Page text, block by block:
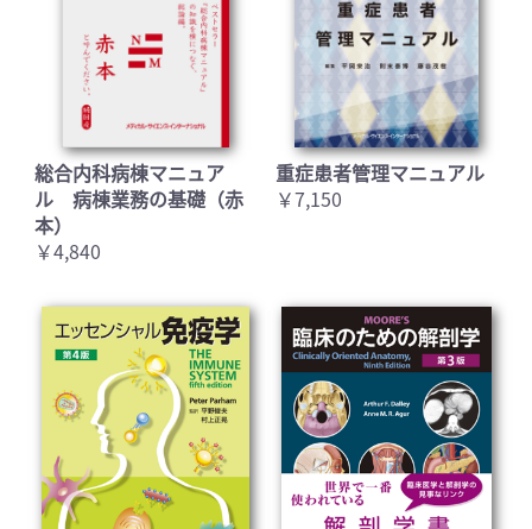
総合内科病棟マニュア
ル 病棟業務の基礎（赤
本）
￥4,840
重症患者管理マニュアル
￥7,150